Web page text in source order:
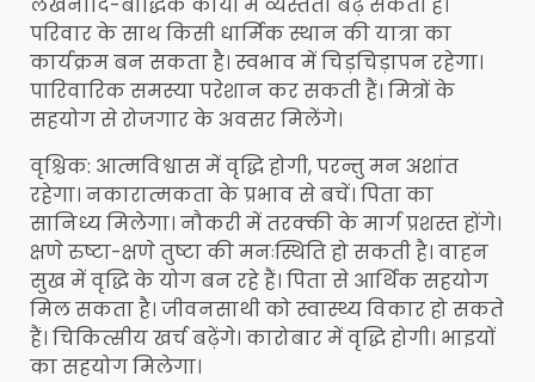
परिवार के साथ किसी धार्मिक स्थान की यात्रा का
कार्यक्रम बन सकता है। स्वभाव में चिड़चिड़ापन रहेगा।
पारिवारिक समस्या परेशान कर सकती हैं। मित्रों के
सहयोग से रोजगार के अवसर मिलेंगे।
वृश्चिक: आत्मविश्वास में वृद्धि होगी, परन्तु मन अशांत
रहेगा। नकारात्मकता के प्रभाव से बचें। पिता का
सानिध्य मिलेगा। नौकरी में तरक्की के मार्ग प्रशस्त होंगे।
क्षणे रुष्टा-क्षणे तुष्टा की मनःस्थिति हो सकती है। वाहन
सुख में वृद्धि के योग बन रहे हैं। पिता से आर्थिक सहयोग
मिल सकता है। जीवनसाथी को स्वास्थ्य विकार हो सकते
हैं। चिकित्सीय खर्च बढ़ेंगे। कारोबार में वृद्धि होगी। भाइयों
का सहयोग मिलेगा।